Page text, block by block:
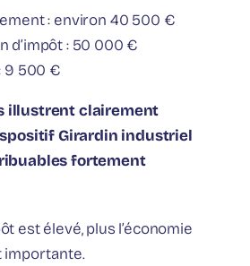
: environ 40 500 €
d’impôt : 50 000 €
9 500 €
illustrent clairement
Girardin industriel
fortement
est élevé, plus l’économie
importante.